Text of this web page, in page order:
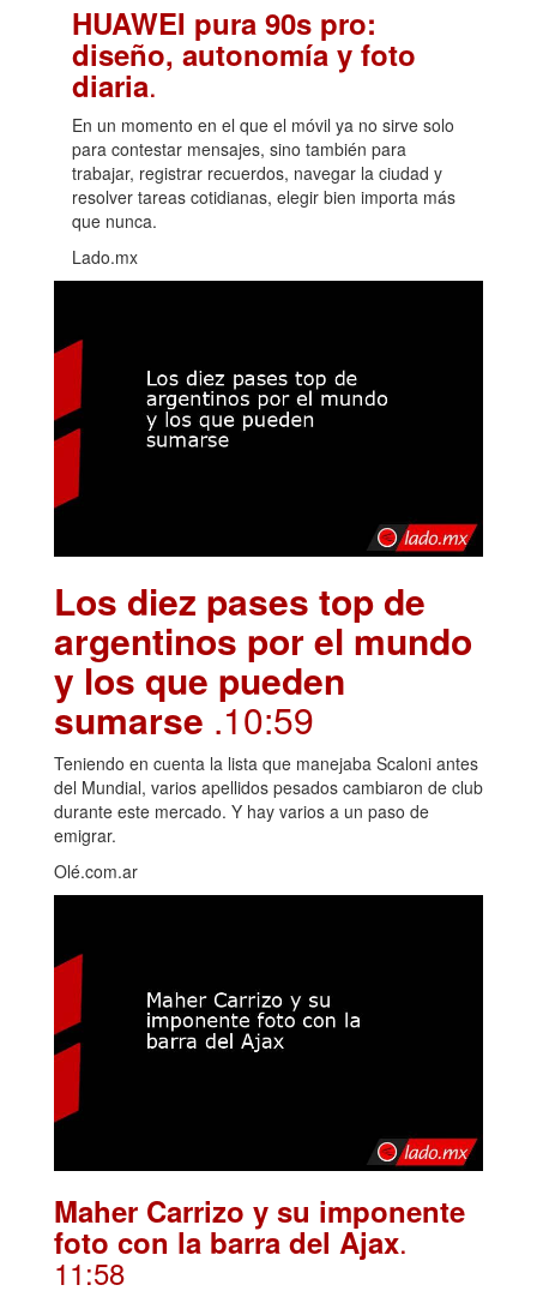
HUAWEI pura 90s pro:
diseño, autonomía y foto
diaria.
En un momento en el que el móvil ya no sirve solo
para contestar mensajes, sino también para
trabajar, registrar recuerdos, navegar la ciudad y
resolver tareas cotidianas, elegir bien importa más
que nunca.
Lado.mx
Los diez pases top de
argentinos por el mundo
y los que pueden
sumarse .10:59
Teniendo en cuenta la lista que manejaba Scaloni antes
del Mundial, varios apellidos pesados cambiaron de club
durante este mercado. Y hay varios a un paso de
emigrar.
Olé.com.ar
Maher Carrizo y su imponente
foto con la barra del Ajax.
11:58